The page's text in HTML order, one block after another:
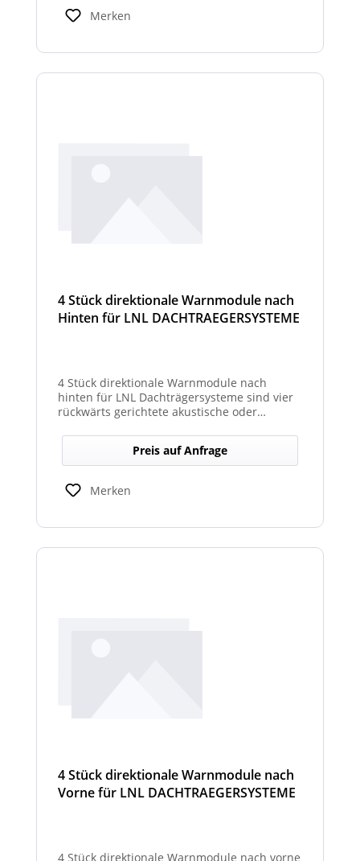
Merken
4 Stück direktionale Warnmodule nach
Hinten für LNL DACHTRAEGERSYSTEME
4 Stück direktionale Warnmodule nach
hinten für LNL Dachträgersysteme sind vier
rückwärts gerichtete akustische oder
montiert werden, um gezielte Warnsignale
nach hinten auszugeben. Sie verbessern die
Sicht‑ und Hörbarkeit von Warnhinweisen im
Heckbereich und erhöhen so die Sicherheit
bei Rückwärts‑ oder Einsatzfahrten.
Preis auf Anfrage
Merken
4 Stück direktionale Warnmodule nach
Vorne für LNL DACHTRAEGERSYSTEME
4 Stück direktionale Warnmodule nach vorne